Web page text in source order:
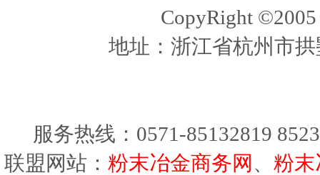
CopyRight
地址：浙江省杭州市
服务热线：0571-85132819
联盟网站： 粉末冶金商务网 、 粉末